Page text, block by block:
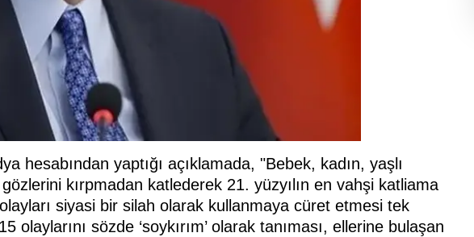
hesabından yaptığı açıklamada, "Bebek, kadın, yaşlı
kırpmadan katlederek 21. yüzyılın en vahşi katliama
siyasi bir silah olarak kullanmaya cüret etmesi tek
olaylarını sözde ‘soykırım’ olarak tanıması, ellerine bulaşan